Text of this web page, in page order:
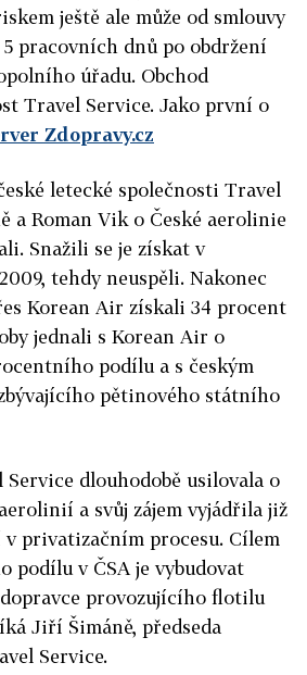
ještě ale může od smlouvy
pracovních dnů po obdržení
úřadu. Obchod
Travel Service. Jako první o
Zdopravy.cz
letecké společnosti Travel
a Roman Vik o České aerolinie
Snažili se je získat v
tehdy neuspěli. Nakonec
Korean Air získali 34 procent
jednali s Korean Air o
podílu a s českým
pětinového státního
Service dlouhodobě usilovala o
a svůj zájem vyjádřila již
privatizačním procesu. Cílem
podílu v ČSA je vybudovat
provozujícího flotilu
Jiří Šimáně, předseda
Service.